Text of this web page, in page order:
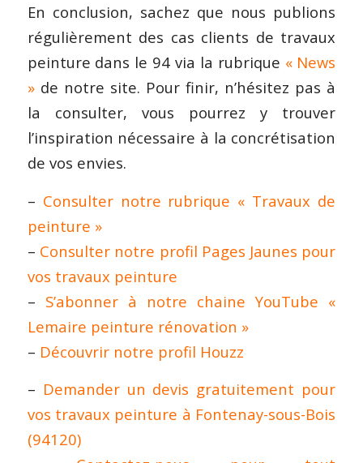
En conclusion, sachez que nous publions
régulièrement des cas clients de travaux
peinture dans le 94 via la rubrique « News
»de notre site. Pour finir, n’hésitez pas à
la consulter, vous pourrez y trouver
l’inspiration nécessaire à la concrétisation
de vos envies.
– Consulter notre rubrique « Travaux de
peinture »
– Consulter notre profil Pages Jaunes pour
vos travaux peinture
– S’abonner à notre chaine YouTube «
Lemaire peinture rénovation »
– Découvrir notre profil Houzz
– Demander un devis gratuitement pour
vos travaux peinture à Fontenay-sous-Bois
(94120)